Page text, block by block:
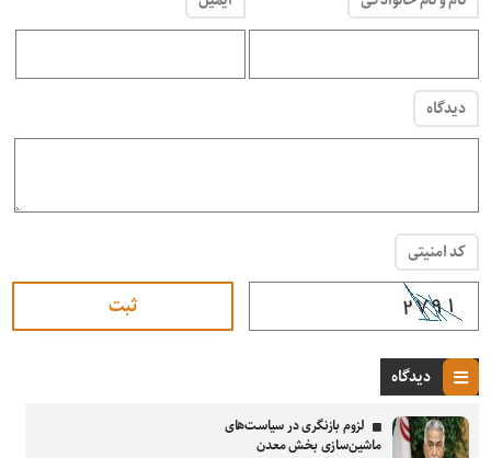
دیدگاه
کد امنیتی
دیدگاه
لزوم بازنگری در سیاست‌های
ماشین‌سازی بخش معدن